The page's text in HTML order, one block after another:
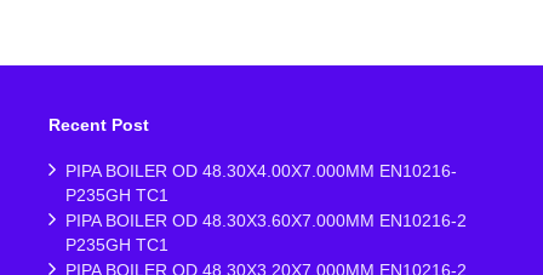
Recent Post
PIPA BOILER OD 48.30X4.00X7.000MM EN10216-
P235GH TC1
PIPA BOILER OD 48.30X3.60X7.000MM EN10216-2
P235GH TC1
PIPA BOILER OD 48.30X3.20X7.000MM EN10216-2